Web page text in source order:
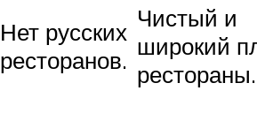
Нет русских
ресторанов.
Чистый и
широкий
рестораны.